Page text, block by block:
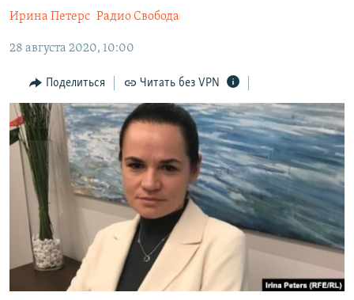
главной
навигации
Вернутся
поиску
11 ЛЕТ ОККУПАЦИИ КРЫМА. 11 ИСТОРИЙ СОПРОТИВЛЕНИЯ
ЕЩЕ
ИНТЕРАКТИВ
ИНФОГРАФИКА
ТЕЛЕПРОЕКТ КРЫМ.РЕАЛИИ
СОВЕТЫ ПРАВОЗАЩИТНИКОВ
ПРОПАВШИЕ БЕЗ ВЕСТИ
ПОБЕДИТЕЛЕЙ НЕ СУДЯТ?
КРЫМ.НЕПОКОРЕННЫЙ
ELIFBE
УКРАИНСКАЯ ПРОБЛЕМА КРЫМА
РАДІО СВОБОДА
КАК ОБОЙТИ БЛОКИРОВКУ
Українською
Qırımtatar
ПРИСОЕДИНЯЙТЕСЬ!
Ирина Петерс Радио Свобода
28 августа 2020, 10:00
Поделиться Читать без VPN